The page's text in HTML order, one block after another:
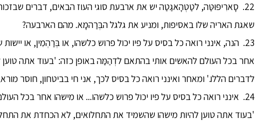
22. סָארִיפּוּטַּה, לטַטְהָאגַטַה יש את ארבעת סוגי העוז הבאים, דברים
שאגת האריה שלו באסיפות, ומניע את גלגל הבְּרַהמָא. מהם הארבעה?
23. הנה, אינני רואה כל בסיס על פיו יכול פרוש כלשהו, או בְּרַהְמִין, או
אחר בכל העולם להאשים אותי בהתאם לדְהַמַּה באופן כזה: 'בעוד אתה טוען
לדברים הללו.' ומאחר ואינני רואה כל בסיס לכך, אני חי בביטחון, חוסר
24. אינני רואה כל בסיס על פיו יכול פרוש כלשהו... או מישהו אחר בכל
'בעוד אתה טוען להיות מישהו שהשמיד את התחלואים, לא הכחדת את